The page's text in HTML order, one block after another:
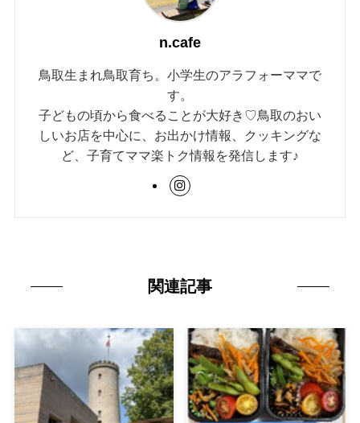
n.cafe
鳥取生まれ鳥取育ち。小学生のアラフォーママで
す。
子どもの頃から食べることが大好き♡鳥取のおい
しいお店を中心に、お出かけ情報、クッキングな
ど、子育てママ楽トク情報を発信します♪
関連記事